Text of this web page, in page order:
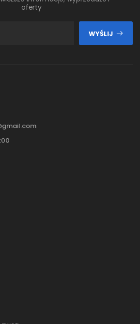
oferty
WYŚLIJ